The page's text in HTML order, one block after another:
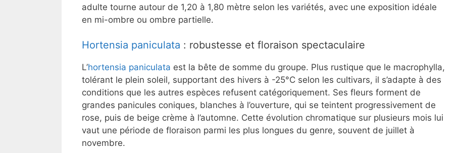
adulte tourne autour de 1,20 à 1,80 mètre selon les variétés, avec une exposition idéale
en mi-ombre ou ombre partielle.
Hortensia paniculata : robustesse et floraison spectaculaire
L’hortensia paniculata est la bête de somme du groupe. Plus rustique que le macrophylla,
tolérant le plein soleil, supportant des hivers à -25°C selon les cultivars, il s’adapte à des
conditions que les autres espèces refusent catégoriquement. Ses fleurs forment de
grandes panicules coniques, blanches à l’ouverture, qui se teintent progressivement de
rose, puis de beige crème à l’automne. Cette évolution chromatique sur plusieurs mois lui
vaut une période de floraison parmi les plus longues du genre, souvent de juillet à
novembre.